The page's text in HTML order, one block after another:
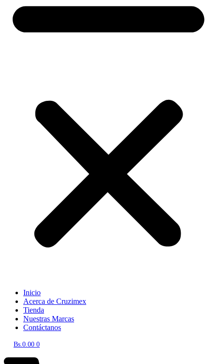
Inicio
Acerca de Cruzimex
Tienda
Nuestras Marcas
Contáctanos
Bs.0.00 0